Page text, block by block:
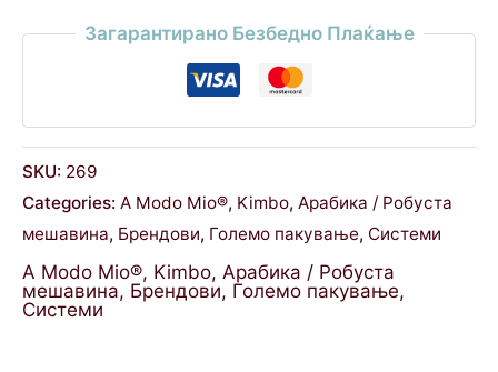
Загарантирано Безбедно Плаќање
SKU: 269
Categories: A Modo Mio®, Kimbo, Арабика / Робуста
мешавина, Брендови, Големо пакување, Системи
A Modo Mio®, Kimbo, Арабика / Робуста
мешавина, Брендови, Големо пакување,
Системи